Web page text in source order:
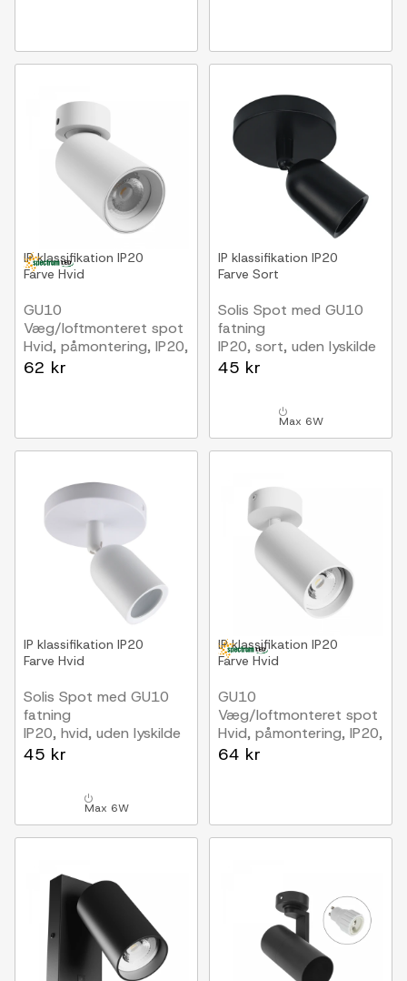
IP klassifikation IP20
Farve Hvid
GU10
Væg/loftmonteret spot
Hvid, påmontering, IP20,
uden lyskilde
62 kr
IP klassifikation IP20
Farve Sort
Solis Spot med GU10
fatning
IP20, sort, uden lyskilde
45 kr
Max 6W
IP klassifikation IP20
Farve Hvid
Solis Spot med GU10
fatning
IP20, hvid, uden lyskilde
45 kr
Max 6W
IP klassifikation IP20
Farve Hvid
GU10
Væg/loftmonteret spot
Hvid, påmontering, IP20,
uden lyskilde
64 kr